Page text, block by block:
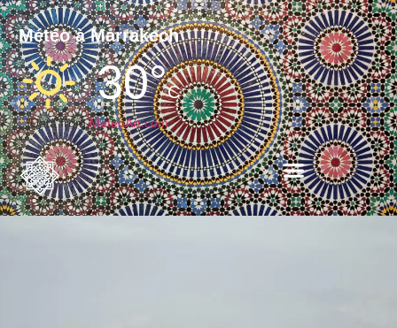
Météo à Marrakech
30°C
Data fromMeteoArt.com